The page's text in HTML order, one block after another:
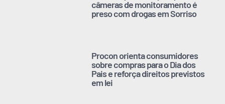
câmeras de monitoramento é
preso com drogas em Sorriso
Procon orienta consumidores
sobre compras para o Dia dos
Pais e reforça direitos previstos
em lei